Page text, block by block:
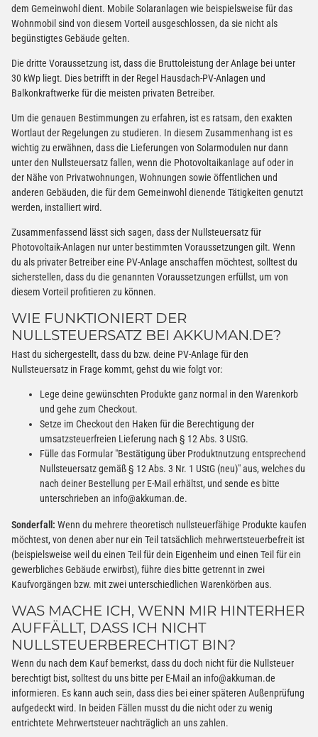
dem Gemeinwohl dient. Mobile Solaranlagen wie beispielsweise für das
Wohnmobil sind von diesem Vorteil ausgeschlossen, da sie nicht als
begünstigtes Gebäude gelten.
Die dritte Voraussetzung ist, dass die Bruttoleistung der Anlage bei unter
30 kWp liegt. Dies betrifft in der Regel Hausdach-PV-Anlagen und
Balkonkraftwerke für die meisten privaten Betreiber.
Um die genauen Bestimmungen zu erfahren, ist es ratsam, den exakten
Wortlaut der Regelungen zu studieren. In diesem Zusammenhang ist es
wichtig zu erwähnen, dass die Lieferungen von Solarmodulen nur dann
unter den Nullsteuersatz fallen, wenn die Photovoltaikanlage auf oder in
der Nähe von Privatwohnungen, Wohnungen sowie öffentlichen und
anderen Gebäuden, die für dem Gemeinwohl dienende Tätigkeiten genutzt
werden, installiert wird.
Zusammenfassend lässt sich sagen, dass der Nullsteuersatz für
Photovoltaik-Anlagen nur unter bestimmten Voraussetzungen gilt. Wenn
du als privater Betreiber eine PV-Anlage anschaffen möchtest, solltest du
sicherstellen, dass du die genannten Voraussetzungen erfüllst, um von
diesem Vorteil profitieren zu können.
WIE FUNKTIONIERT DER
NULLSTEUERSATZ BEI AKKUMAN.DE?
Hast du sichergestellt, dass du bzw. deine PV-Anlage für den
Nullsteuersatz in Frage kommt, gehst du wie folgt vor:
Lege deine gewünschten Produkte ganz normal in den Warenkorb
und gehe zum Checkout.
Setze im Checkout den Haken für die Berechtigung der
umsatzsteuerfreien Lieferung nach § 12 Abs. 3 UStG.
Fülle das Formular "Bestätigung über Produktnutzung entsprechend
Nullsteuersatz gemäß § 12 Abs. 3 Nr. 1 UStG (neu)" aus, welches du
nach deiner Bestellung per E-Mail erhältst, und sende es bitte
unterschrieben an info@akkuman.de.
Sonderfall: Wenn du mehrere theoretisch nullsteuerfähige Produkte kaufen
möchtest, von denen aber nur ein Teil tatsächlich mehrwertsteuerbefreit ist
(beispielsweise weil du einen Teil für dein Eigenheim und einen Teil für ein
gewerbliches Gebäude erwirbst), führe dies bitte getrennt in zwei
Kaufvorgängen bzw. mit zwei unterschiedlichen Warenkörben aus.
WAS MACHE ICH, WENN MIR HINTERHER
AUFFÄLLT, DASS ICH NICHT
NULLSTEUERBERECHTIGT BIN?
Wenn du nach dem Kauf bemerkst, dass du doch nicht für die Nullsteuer
berechtigt bist, solltest du uns bitte per E-Mail an info@akkuman.de
informieren. Es kann auch sein, dass dies bei einer späteren Außenprüfung
aufgedeckt wird. In beiden Fällen musst du die nicht oder zu wenig
entrichtete Mehrwertsteuer nachträglich an uns zahlen.